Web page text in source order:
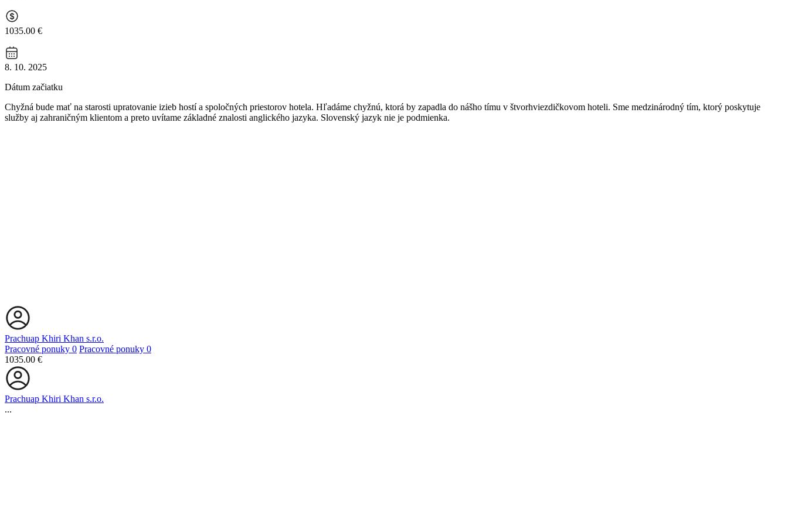
1035.00 €
8. 10. 2025
Dátum začiatku
Chyžná bude mať na starosti upratovanie izieb hostí a spoločných priestorov hotela. Hľadáme chyžnú, ktorá by zapadla do nášho tímu v štvorhviezdičkovom hoteli. Sme medzinárodný tím, ktorý poskytuje
služby aj zahraničným klientom a preto uvítame základné znalosti anglického jazyka. Slovenský jazyk nie je podmienka.
Prachuap Khiri Khan s.r.o.
Pracovné ponuky 0 Pracovné ponuky 0
1035.00 €
Prachuap Khiri Khan s.r.o.
...